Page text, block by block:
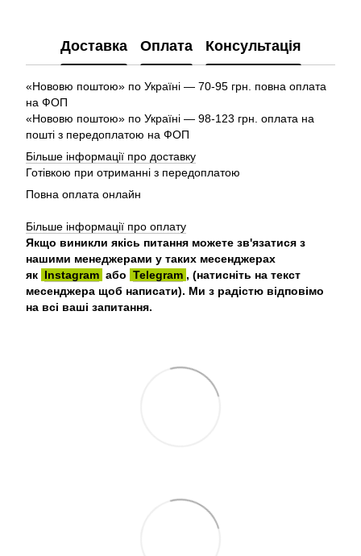
Доставка Оплата Консультація
«Нововю поштою» по Україні — 70-95 грн. повна оплата
на ФОП
«Нововю поштою» по Україні — 98-123 грн. оплата на
пошті з передоплатою на ФОП
Більше інформації про доставку
Готівкою при отриманні з передоплатою
Повна оплата онлайн
Більше інформації про оплату
Якщо виникли якісь питання можете зв'язатися з
нашими менеджерами у таких месенджерах
як Instagram або Telegram , (натисніть на текст
месенджера щоб написати). Ми з радістю відповімо
на всі ваші запитання.